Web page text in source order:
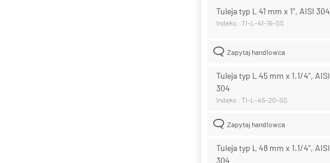
Tuleja typ L 41 mm x 1", AISI 304
Indeks : TI-L-41-16-SS
Zapytaj handlowca
Tuleja typ L 45 mm x 1.1/4", AISI
304
Indeks : TI-L-45-20-SS
Zapytaj handlowca
Tuleja typ L 48 mm x 1.1/4", AISI
304